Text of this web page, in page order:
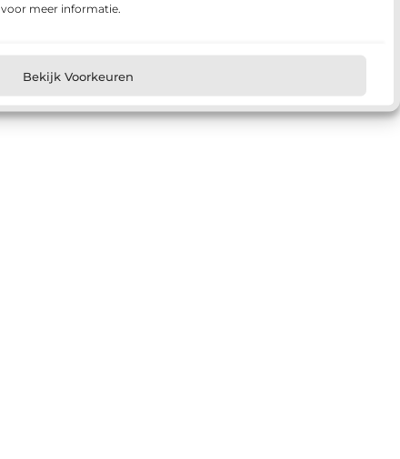
voor meer informatie.
Bekijk Voorkeuren
Kom in contact met een medium